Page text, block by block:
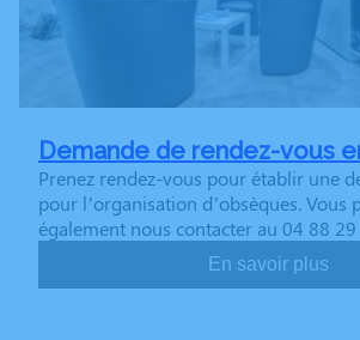
Demande de rendez-vous
Prenez rendez-vous pour établir une
pour l’organisation d’obsèques. Vous
également nous contacter au 04 88
En savoir plus